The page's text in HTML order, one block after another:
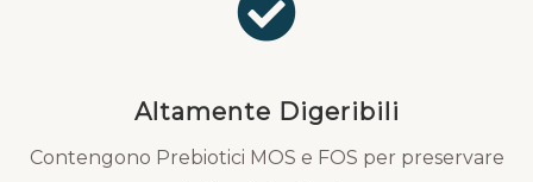
Altamente Digeribili
Contengono Prebiotici MOS e FOS per preservare